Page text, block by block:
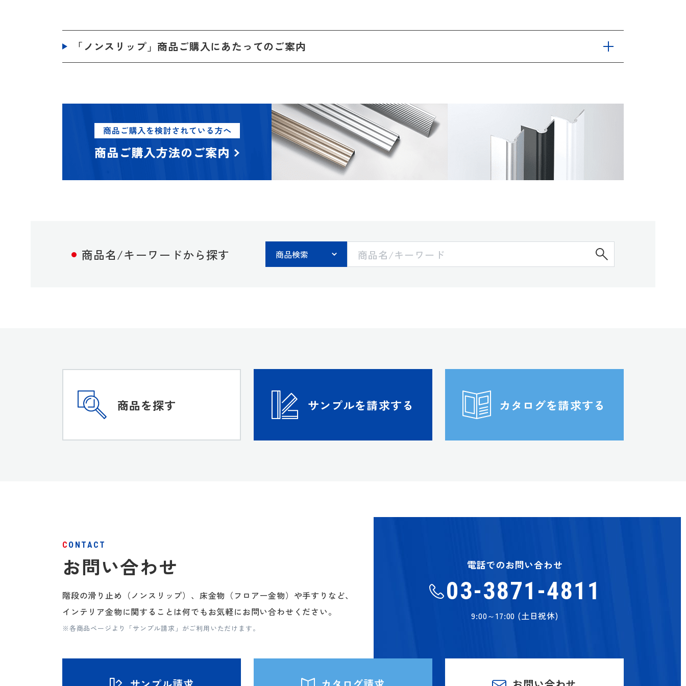
「ノンスリップ」商品ご購入にあたってのご案内
商品名/キーワードから探す
商品を探す サンプルを請求する カタログを請求する
CONTACT
お問い合わせ
階段の滑り止め（ノンスリップ）、床金物（フロアー金物）や手すりなど、
インテリア金物に関することは何でもお気軽にお問い合わせください。
※各商品ページより「サンプル請求」がご利用いただけます。
電話でのお問い合わせ
03-3871-4811
9:00～17:00 (土日祝休)